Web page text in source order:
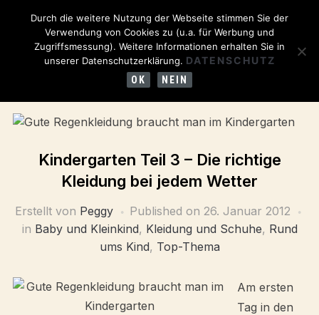
Kindergarten Teil 3 – Die richtige
Kleidung bei jedem Wetter
Erstellt von Peggy Published on 26. Januar 2012
in Baby und Kleinkind, Kleidung und Schuhe, Rund
ums Kind, Top-Thema
Am ersten
Tag in den
Durch die weitere Nutzung der Webseite stimmen Sie der
Verwendung von Cookies zu (u.a. für Werbung und
Zugriffsmessung). Weitere Informationen erhalten Sie in
unserer Datenschutzerklärung. DATENSCHUTZ
OK NEIN